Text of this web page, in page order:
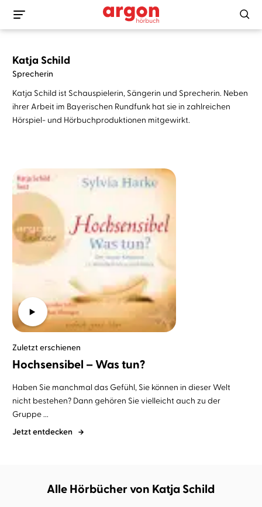
Katja Schild
Sprecherin
Katja Schild ist Schauspielerin, Sängerin und Sprecherin. Neben
ihrer Arbeit im Bayerischen Rundfunk hat sie in zahlreichen
Hörspiel- und Hörbuchproduktionen mitgewirkt.
Zuletzt erschienen
Hochsensibel – Was tun?
Haben Sie manchmal das Gefühl, Sie können in dieser Welt
nicht bestehen? Dann gehören Sie vielleicht auch zu der
Gruppe ...
Jetzt entdecken
Alle Hörbücher von Katja Schild